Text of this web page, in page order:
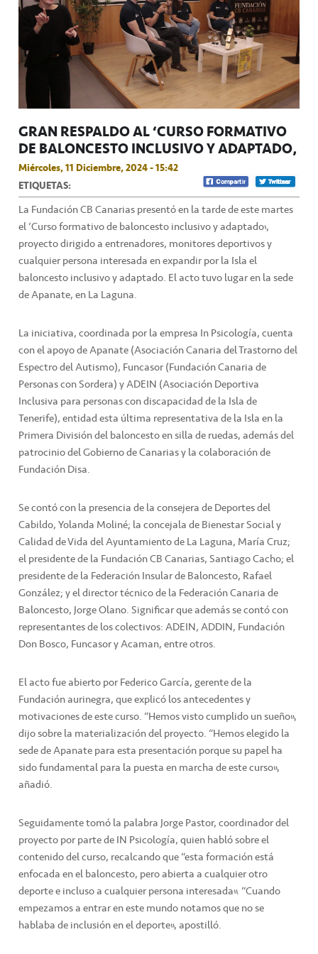
GRAN RESPALDO AL ‘CURSO FORMATIVO
DE BALONCESTO INCLUSIVO Y ADAPTADO’
Miércoles, 11 Diciembre, 2024 - 15:42
ETIQUETAS:
La Fundación CB Canarias presentó en la tarde de este martes
el ‘Curso formativo de baloncesto inclusivo y adaptado’,
proyecto dirigido a entrenadores, monitores deportivos y
cualquier persona interesada en expandir por la Isla el
baloncesto inclusivo y adaptado. El acto tuvo lugar en la sede
de Apanate, en La Laguna.
La iniciativa, coordinada por la empresa In Psicología, cuenta
con el apoyo de Apanate (Asociación Canaria del Trastorno del
Espectro del Autismo), Funcasor (Fundación Canaria de
Personas con Sordera) y ADEIN (Asociación Deportiva
Inclusiva para personas con discapacidad de la Isla de
Tenerife), entidad esta última representativa de la Isla en la
Primera División del baloncesto en silla de ruedas, además del
patrocinio del Gobierno de Canarias y la colaboración de
Fundación Disa.
Se contó con la presencia de la consejera de Deportes del
Cabildo, Yolanda Moliné; la concejala de Bienestar Social y
Calidad de Vida del Ayuntamiento de La Laguna, María Cruz;
el presidente de la Fundación CB Canarias, Santiago Cacho; el
presidente de la Federación Insular de Baloncesto, Rafael
González; y el director técnico de la Federación Canaria de
Baloncesto, Jorge Olano. Significar que además se contó con
representantes de los colectivos: ADEIN, ADDIN, Fundación
Don Bosco, Funcasor y Acaman, entre otros.
El acto fue abierto por Federico García, gerente de la
Fundación aurinegra, que explicó los antecedentes y
motivaciones de este curso. “Hemos visto cumplido un sueño”,
dijo sobre la materialización del proyecto. “Hemos elegido la
sede de Apanate para esta presentación porque su papel ha
sido fundamental para la puesta en marcha de este curso”,
añadió.
Seguidamente tomó la palabra Jorge Pastor, coordinador del
proyecto por parte de IN Psicología, quien habló sobre el
contenido del curso, recalcando que “esta formación está
enfocada en el baloncesto, pero abierta a cualquier otro
deporte e incluso a cualquier persona interesada”. “Cuando
empezamos a entrar en este mundo notamos que no se
hablaba de inclusión en el deporte”, apostilló.